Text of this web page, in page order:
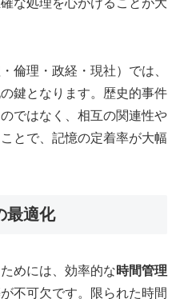
な処理を心がけることが大
倫理・政経・現社）では、
鍵となります。歴史的事件
ではなく、相互の関連性や
とで、記憶の定着率が大幅
最適化
めには、効率的な時間管理
不可欠です。限られた時間